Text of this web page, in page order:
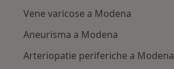
Vene varicose a Modena
Aneurisma a Modena
Arteriopatie periferiche a Modena